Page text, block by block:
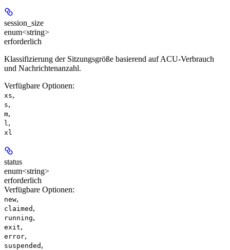
session_size
enum<string>
erforderlich
Klassifizierung der Sitzungsgröße basierend auf ACU-Verbrauch
und Nachrichtenanzahl.
Verfügbare Optionen:
xs,
s,
m,
l ,
xl
status
enum<string>
erforderlich
Verfügbare Optionen:
new,
claimed ,
running,
exit,
error,
suspended ,